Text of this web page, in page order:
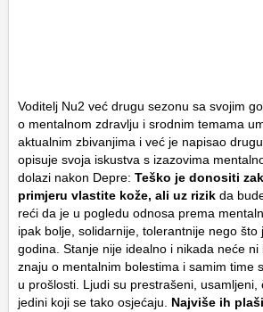
Voditelj Nu2 već drugu sezonu sa svojim
o mentalnom zdravlju i srodnim temama
aktualnim zbivanjima i već je napisao
opisuje svoja iskustva s izazovima
dolazi nakon Depre: Teško je donositi
primjeru vlastite kože, ali uz rizik da
reći da je u pogledu odnosa prema
ipak bolje, solidarnije, tolerantnije nego što
godina. Stanje nije idealno i nikada neće ni
znaju o mentalnim bolestima i samim time
u prošlosti. Ljudi su prestrašeni, usamljeni,
jedini koji se tako osjećaju. Najviše ih